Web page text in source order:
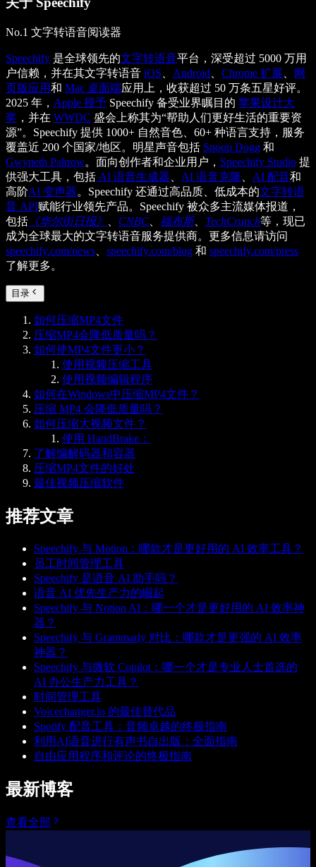
No.1 文字转语音阅读器
Speechify 是全球领先的文字转语音平台，深受超过 5000 万用
户信赖，并在其文字转语音 iOS Android Chrome 扩展
网
页版应用和 Mac 桌面端应用上，收获超过 50 万条五星好评。
2025 年， Apple 授予 Speechify 备受业界瞩目的 苹果设计大
奖 ，并在 WWDC 盛会上称其为“帮助人们更好生活的重要资
源”。Speechify 提供 1000+ 自然音色、60+ 种语言支持，服务
覆盖近 200 个国家/地区。明星声音包括 Snoop Dogg 和
Gwyneth Paltrow。面向创作者和企业用户， Speechify Studio 提
供强大工具，包括 AI 语音生成器 AI 语音克隆 AI 配音和
高阶AI 变声器。Speechify 还通过高品质、低成本的文字转语
音 API赋能行业领先产品。Speechify 被众多主流媒体报道，
包括 《华尔街日报》 CNBC 福布斯、 TechCrunch等，现已
成为全球最大的文字转语音服务提供商。更多信息请访问
speechify.com/news
speechify.com/blog 和 speechify.com/press
了解更多。
目录
如何压缩MP4文件
压缩MP4会降低质量吗？
如何使MP4文件更小？
使用视频压缩工具
使用视频编辑程序
如何在Windows中压缩MP4文件？
压缩 MP4 会降低质量吗？
如何压缩大视频文件？
使用 HandBrake：
了解编解码器和容器
压缩MP4文件的好处
最佳视频压缩软件
推荐文章
Speechify 与 Motion：哪款才是更好用的 AI 效率工具？
员工时间管理工具
Speechify 是语音 AI 助手吗？
语音 AI 优先生产力的崛起
Speechify 与 Notion AI：哪一个才是更好用的 AI 效率神
器？
Speechify 与 Grammarly 对比：哪款才是更强的 AI 效率
神器？
Speechify 与微软 Copilot：哪一个才是专业人士首选的
AI 办公生产力工具？
时间管理工具
Voicechanger.io 的最佳替代品
Spotify 配音工具：音频卓越的终极指南
利用AI语音进行有声书自出版：全面指南
自由应用程序和评论的终极指南
最新博客
查看全部